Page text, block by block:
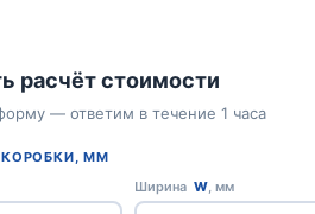
расчёт стоимости
— ответим в течение 1 часа
ММ
Ширина W, мм